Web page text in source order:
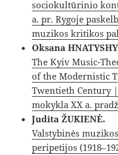
sociokultūrinio
a. pr. Rygoje
muzikos kritikos
Oksana
The Kyiv Music-
of the Modernistic
Twentieth Century
mokykla XX a.
Judita ŽUKIENĖ.
Valstybinės
peripetijos